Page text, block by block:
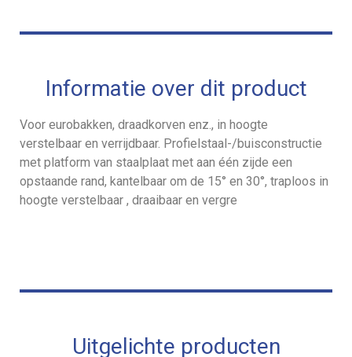
Informatie over dit product
Voor eurobakken, draadkorven enz., in hoogte
verstelbaar en verrijdbaar. Profielstaal-/buisconstructie
met platform van staalplaat met aan één zijde een
opstaande rand, kantelbaar om de 15° en 30°, traploos in
hoogte verstelbaar , draaibaar en vergre
Uitgelichte producten